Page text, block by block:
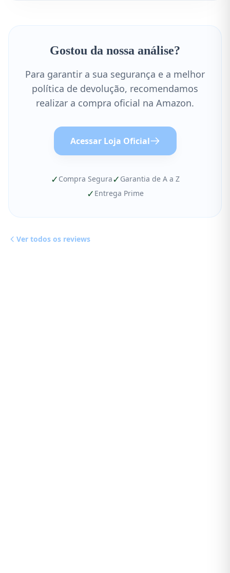
Gostou da nossa análise?
Para garantir a sua segurança e a melhor
política de devolução, recomendamos
realizar a compra oficial na Amazon.
Acessar Loja Oficial
✓ Compra Segura✓ Garantia de A a Z
✓ Entrega Prime
Ver todos os reviews